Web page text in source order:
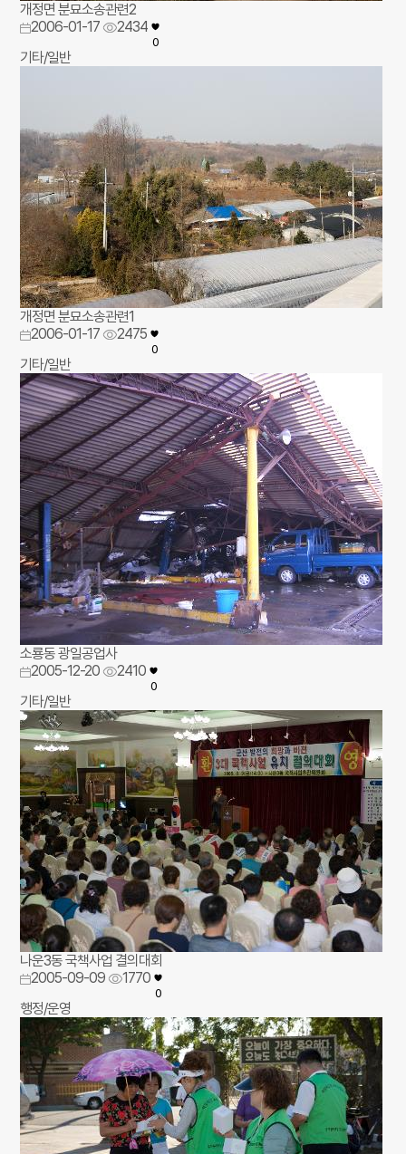
개정면 분묘소송관련2
2006-01-17
2434
0
기타/일반
개정면 분묘소송관련1
2006-01-17
2475
0
기타/일반
소룡동 광일공업사
2005-12-20
2410
0
기타/일반
나운3동 국책사업 결의대회
2005-09-09
1770
0
행정/운영